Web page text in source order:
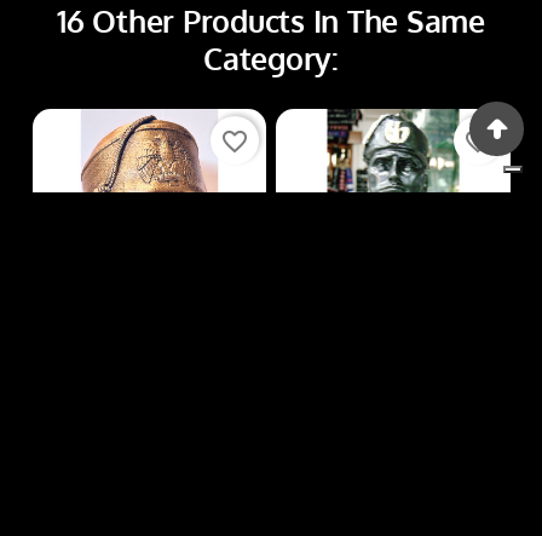
16 Other Products In The Same
Category:
favorite_border favorite_border